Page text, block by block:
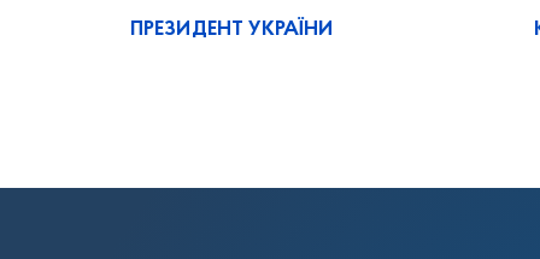
ПРЕЗИДЕНТ УКРАЇНИ